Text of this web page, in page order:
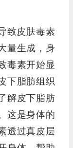
致皮肤毒素
量生成，身
毒素开始显
下脂肪组织
解皮下脂肪
这是身体的
透过真皮层